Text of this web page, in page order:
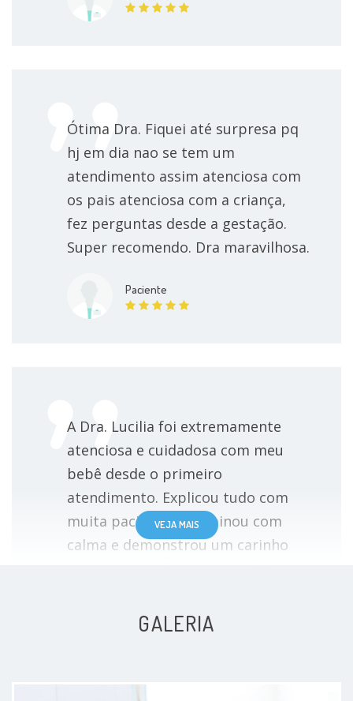
Ótima Dra. Fiquei até surpresa pq
hj em dia nao se tem um
atendimento assim atenciosa com
os pais atenciosa com a criança,
fez perguntas desde a gestação.
Super recomendo. Dra maravilhosa.
Paciente
A Dra. Lucilia foi extremamente
atenciosa e cuidadosa com meu
bebê desde o primeiro
atendimento. Explicou tudo com
muita paciência, examinou com
calma e demonstrou um carinho
uma profissional humana,
momentos e confio totalmente no
VEJA MAIS
GALERIA